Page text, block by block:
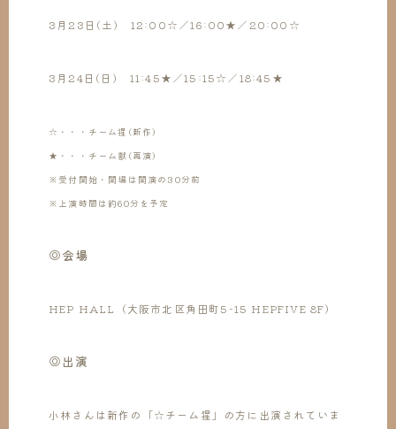
3月23日(土) 12:00☆／16:00★／20:00☆
3月24日(日) 11:45★／15:15☆／18:45★
☆・・・チーム猩(新作)
★・・・チーム獣(再演)
※受付開始・開場は開演の30分前
※上演時間は約60分を予定
◎会場
HEP HALL（大阪市北区角田町5-15 HEPFIVE 8F）
◎出演
小林さんは新作の「☆チーム猩」の方に出演されていま